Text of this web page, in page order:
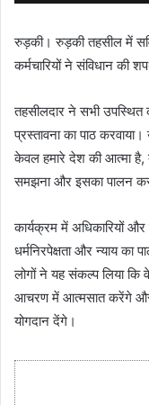
रुड़की। रुड़की तहसील में
कर्मचारियों ने संविधान की
तहसीलदार ने सभी उपस्थित
प्रस्तावना का पाठ
केवल हमारे देश की आत्मा है,
समझना और इसका पालन
कार्यक्रम में अधिकारियों और
धर्मनिरपेक्षता और न्याय का
लोगों ने यह संकल्प लिया कि
आचरण में आत्मसात करेंगे
योगदान देंगे।